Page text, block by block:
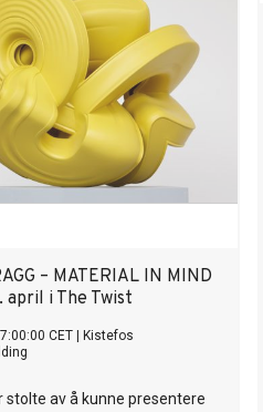
– MATERIAL IN MIND
april i The Twist
CET
Kistefos
stolte av å kunne presentere